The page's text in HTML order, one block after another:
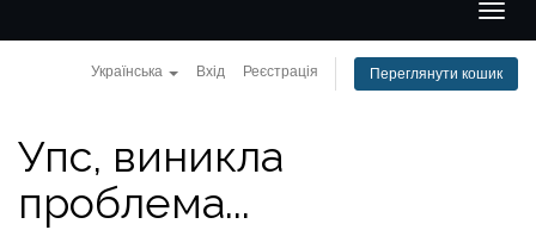
Українська Вхід Реєстрація Переглянути кошик
Упс, виникла
проблема...